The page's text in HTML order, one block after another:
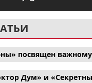
посвящен важному
Дум» и